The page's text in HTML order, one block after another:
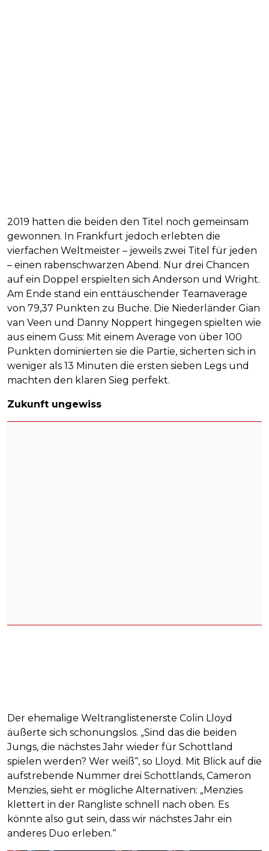
2019 hatten die beiden den Titel noch gemeinsam
gewonnen. In Frankfurt jedoch erlebten die
vierfachen Weltmeister – jeweils zwei Titel für jeden
– einen rabenschwarzen Abend. Nur drei Chancen
auf ein Doppel erspielten sich Anderson und Wright.
Am Ende stand ein enttäuschender Teamaverage
von 79,37 Punkten zu Buche. Die Niederländer Gian
van Veen und Danny Noppert hingegen spielten wie
aus einem Guss: Mit einem Average von über 100
Punkten dominierten sie die Partie, sicherten sich in
weniger als 13 Minuten die ersten sieben Legs und
machten den klaren Sieg perfekt.
Zukunft ungewiss
Der ehemalige Weltranglistenerste Colin Lloyd
äußerte sich schonungslos. „Sind das die beiden
Jungs, die nächstes Jahr wieder für Schottland
spielen werden? Wer weiß“, so Lloyd. Mit Blick auf die
aufstrebende Nummer drei Schottlands, Cameron
Menzies, sieht er mögliche Alternativen: „Menzies
klettert in der Rangliste schnell nach oben. Es
könnte also gut sein, dass wir nächstes Jahr ein
anderes Duo erleben.“